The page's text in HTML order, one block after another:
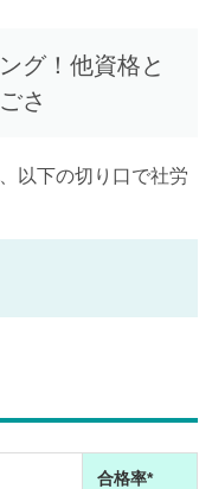
グ！他資格と
さ
以下の切り口で社労
合格率*